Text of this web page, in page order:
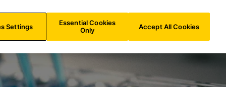
LU/FR
Settings
Essential Cookies
Only
Accept All Cookies